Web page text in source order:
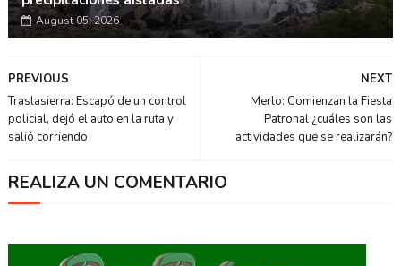
August 05, 2026
NEXT
Merlo: Comienzan la Fiesta
Patronal ¿cuáles son las
actividades que se realizarán?
PREVIOUS
Traslasierra: Escapó de un control
policial, dejó el auto en la ruta y
salió corriendo
REALIZA UN COMENTARIO